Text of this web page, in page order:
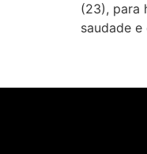
(23), para
saudade